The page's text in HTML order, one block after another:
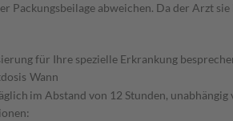
Packungsbeilage abweichen. Da der Arzt
für Ihre spezielle Erkrankung
Wann
im Abstand von 12 Stunden,